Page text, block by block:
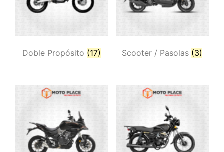
Doble Propósito (17) Scooter / Pasolas (3)